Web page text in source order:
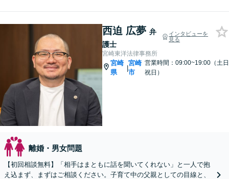
西迫 広夢 弁
護士
インタビューを
見る
宮崎東洋法律事務所
宮崎
県
|
宮崎
市
営業時間：09:00~19:00（土日
祝日）
離婚・男女問題
【初回相談無料】「相手はまともに話を聞いてくれない」と一人で抱
え込まず、まずはご相談ください。子育て中の父親としての目線と、